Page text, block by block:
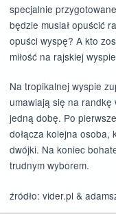
specjalnie
będzie musiał opuścić
opuści wyspę? A kto
miłość na rajskiej
Na tropikalnej wyspie
umawiają się na
jedną dobę. Po
dołącza kolejna osoba,
dwójki. Na koniec
trudnym wyborem.
źródło: vider.pl &